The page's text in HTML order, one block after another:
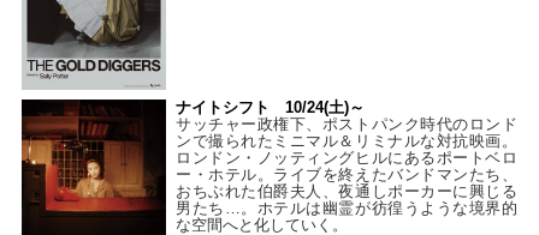
ナイトシフト 10/24(土)～
サッチャー政権下、ポストパンク時代のロンド
ンで撮られたミニマル＆リミナルな対抗映画。
ロンドン・ノッティングヒルにあるポートベロ
ー・ホテル。ライブを終えたバンドマンたち、
おちぶれた伯爵夫人、夜通しポーカーに興じる
男たち…。ホテルは幽霊が彷徨うような境界的
な空間へと化していく。